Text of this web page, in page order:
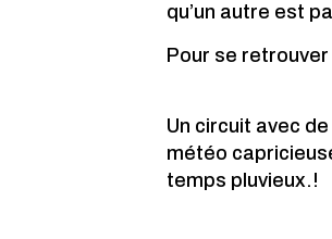
qu’un autre est
Pour se
Un circuit avec
météo
temps pluvieux.!